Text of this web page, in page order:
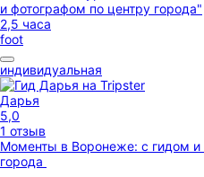
2,5 часа
foot
индивидуальная
Дарья
5,0
1 отзыв
Моменты в Воронеже: с гидом и
города